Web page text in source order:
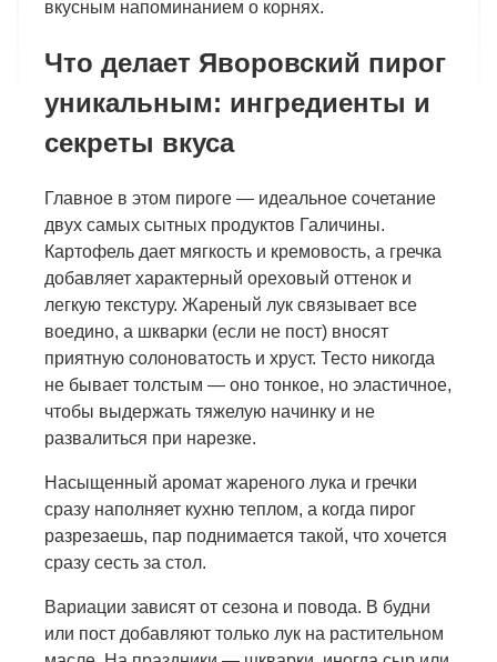
вкусным напоминанием о корнях.
Что делает Яворовский пирог
уникальным: ингредиенты и
секреты вкуса
Главное в этом пироге — идеальное сочетание
двух самых сытных продуктов Галичины.
Картофель дает мягкость и кремовость, а гречка
добавляет характерный ореховый оттенок и
легкую текстуру. Жареный лук связывает все
воедино, а шкварки (если не пост) вносят
приятную солоноватость и хруст. Тесто никогда
не бывает толстым — оно тонкое, но эластичное,
чтобы выдержать тяжелую начинку и не
развалиться при нарезке.
Насыщенный аромат жареного лука и гречки
сразу наполняет кухню теплом, а когда пирог
разрезаешь, пар поднимается такой, что хочется
сразу сесть за стол.
Вариации зависят от сезона и повода. В будни
или пост добавляют только лук на растительном